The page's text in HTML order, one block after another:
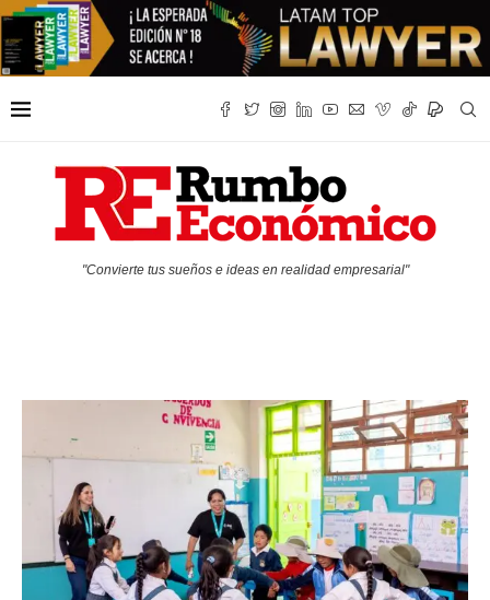
"Convierte tus sueños e ideas en realidad empresarial"